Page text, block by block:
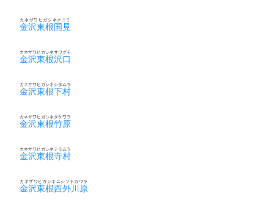
金沢東根国見
カネザワヒガシネクニミ
金沢東根沢口
カネザワヒガシネサワグチ
金沢東根下村
カネザワヒガシネシタムラ
金沢東根竹原
カネザワヒガシネタケワラ
金沢東根寺村
カネザワヒガシネテラムラ
金沢東根西外川原
カネザワヒガシネニシソトカワラ